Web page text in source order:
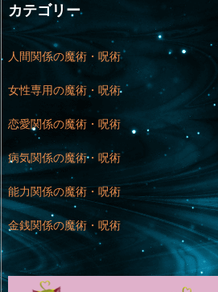
カテゴリー
人間関係の魔術・呪術
女性専用の魔術・呪術
恋愛関係の魔術・呪術
病気関係の魔術・呪術
能力関係の魔術・呪術
金銭関係の魔術・呪術